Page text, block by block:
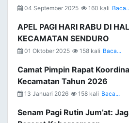
04 September 2025 160 kali
APEL PAGI HARI RABU DI
KECAMATAN SENDURO
01 Oktober 2025 158 kali Baca...
Camat Pimpin Rapat
Kecamatan Tahun 2026
13 Januari 2026 158 kali Baca...
Senam Pagi Rutin Jum’at: